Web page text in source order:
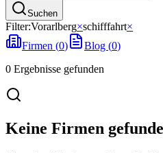
Suchen
Filter:Vorarlberg×schifffahrt×
Firmen (0) Blog (0)
0 Ergebnisse gefunden
Keine Firmen